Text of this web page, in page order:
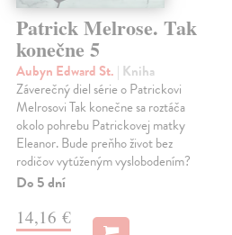
Patrick Melrose. Tak
konečne 5
Aubyn Edward St. | Kniha
Záverečný diel série o Patrickovi
Melrosovi Tak konečne sa roztáča
okolo pohrebu Patrickovej matky
Eleanor. Bude preňho život bez
rodičov vytúženým vyslobodením?
Do 5 dní
14,16 €